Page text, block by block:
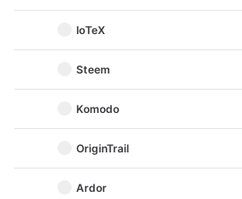
IoTeX
Steem
Komodo
OriginTrail
Ardor